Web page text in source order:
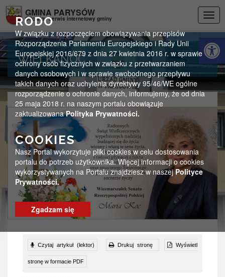
RODO
W związku z rozpoczęciem obowiązywania przepisów
Rozporządzenia Parlamentu Europejskiego i Rady Unii
Europejskiej 2016/679 z dnia 27 kwietnia 2016 r. w sprawie
ochrony osób fizycznych w związku z przetwarzaniem
danych osobowych i w sprawie swobodnego przepływu
takich danych oraz uchylenia dyrektywy 95/46/WE ogólne
rozporządzenie o ochronie danych, informujemy, że od dnia
25 maja 2018 r. na naszym portalu obowiązuje
zaktualizowanaPolityka Prywatności.
COOKIES
Nasz Portal wykorzytuje pliki cookies w celu dostosowania
portalu do potrzeb użytkownika. Więcej informacji o cookies
wykorzystywanych na Portalu znajdziesz w naszejPolityce
Prywatności.
Zgadzam się
GMINA PARYSÓW
Oficjalny serwis internetowy gminy
WIELKANOC
Czytaj artykuł (lektor) Drukuj stronę Wyświetl
stronę w formacie PDF